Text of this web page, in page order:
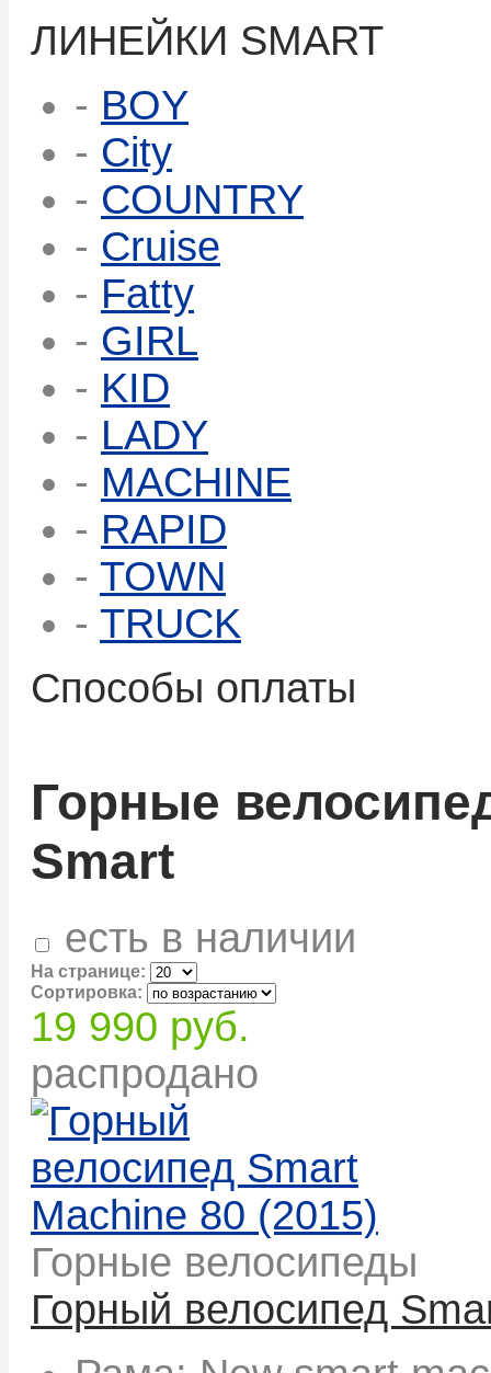
ЛИНЕЙКИ SMART
- BOY
- City
- COUNTRY
- Cruise
- Fatty
- GIRL
- KID
- LADY
- MACHINE
- RAPID
- TOWN
- TRUCK
Способы оплаты
Горные
Smart
есть в наличии
На странице:
Сортировка:
19 990 руб.
распродано
Горные велосипеды
Горный велосипед